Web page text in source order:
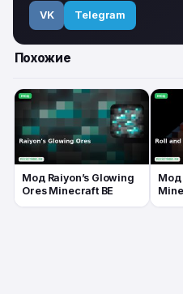
VK Telegram
Похожие
Мод Raiyon’s Glowing
Ores Minecraft BE
Мод